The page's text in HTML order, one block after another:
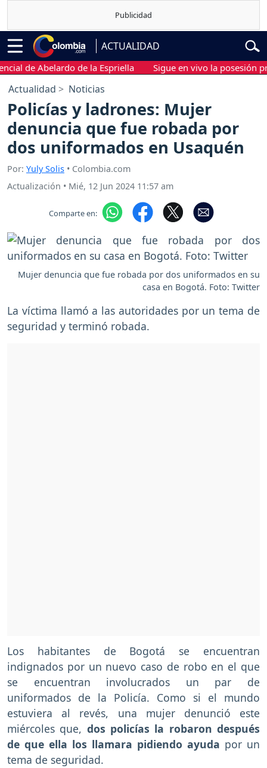
ACTUALIDAD
Abelardo de la Espriella Sigue en vivo la posesión
Actualidad Noticias
Policías y ladrones: Mujer
denuncia que fue robada por
dos uniformados en Usaquén
Por: Yuly Solis • Colombia.com
Actualización • Mié, 12 Jun 2024 11:57 am
Comparte en:
Mujer denuncia que fue robada por dos uniformados en su
casa en Bogotá. Foto: Twitter
La víctima llamó a las autoridades por un tema de
seguridad y terminó robada.
Los habitantes de Bogotá se encuentran
indignados por un nuevo caso de robo en el que
se encuentran involucrados un par de
uniformados de la Policía. Como si el mundo
estuviera al revés, una mujer denunció este
miércoles que, dos policías la robaron después
de que ella los llamara pidiendo ayuda por un
tema de seguridad.